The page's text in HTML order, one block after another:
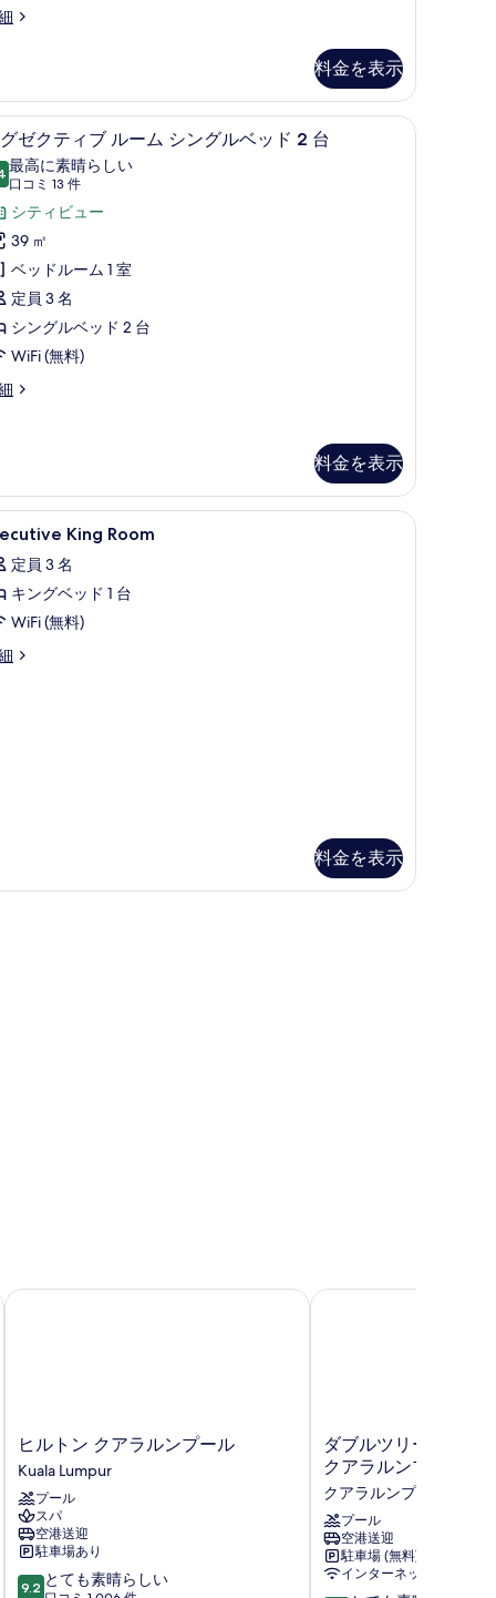
料金を表示
高級寝具、ミニバー、セーフティボックス (
6ゼクティブ ルーム シングルベッド 2 台
点中 9.4
最高に素晴らしい
口コミ 13 件
(口
コ
ミ
13
件)
シティビュー
39 ㎡
ベッドルーム 1 室
定員 3 名
シングルベッド 2 台
WiFi (無料)
料金を表示
高級寝具、ミニバー、セーフティボックス (
4 King Room
定員 3 名
キングベッド 1 台
WiFi (無料)
料金を表示
ール
ヒ
ル
ト
ン
ク
ア
ラ
ル
ヒルトン クアラルンプール
Kuala Lumpur
プール
スパ
空港送迎
駐車場あり
10
9.2 とても素晴らしい
ヒルトン クアラルンプール
ダ
ブ
ル
ツ
リ
ー
バ
イ
ダブルツリー バイ
クアラルンプール
クアラルンプール シテ
プール
空港送迎
駐車場 (無料)
インターネットアクセス
ダブルツリー バイ ヒ